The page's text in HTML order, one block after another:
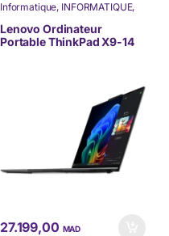
Informatique, INFORMATIQUE,
Nos Marques
arrivage, Ordinateur Portable
Ordinateurs Portables, PC
Portable
Lenovo Ordinateur
Portable ThinkPad X9-14
27.199,00 MAD